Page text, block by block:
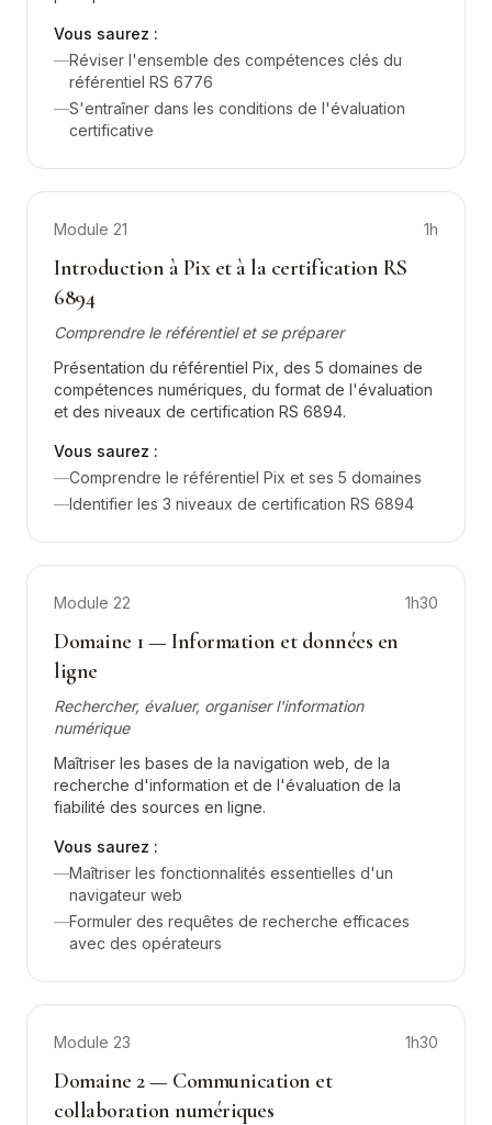
Vous saurez :
—Réviser l'ensemble des compétences clés du
référentiel RS 6776
—S'entraîner dans les conditions de l'évaluation
certificative
Module 21 1h
Introduction à Pix et à la certification RS
6894
Comprendre le référentiel et se préparer
Présentation du référentiel Pix, des 5 domaines de
compétences numériques, du format de l'évaluation
et des niveaux de certification RS 6894.
Vous saurez :
—Comprendre le référentiel Pix et ses 5 domaines
—Identifier les 3 niveaux de certification RS 6894
Module 22 1h30
Domaine 1 — Information et données en
ligne
Rechercher, évaluer, organiser l'information
numérique
Maîtriser les bases de la navigation web, de la
recherche d'information et de l'évaluation de la
fiabilité des sources en ligne.
Vous saurez :
—Maîtriser les fonctionnalités essentielles d'un
navigateur web
—Formuler des requêtes de recherche efficaces
avec des opérateurs
Module 23 1h30
Domaine 2 — Communication et
collaboration numériques